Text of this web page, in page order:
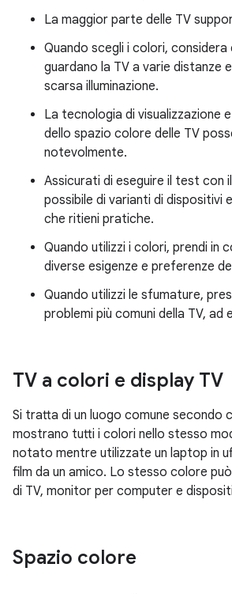
La maggior parte delle TV
Quando scegli i colori, considera
guardano la TV a varie distanze
scarsa illuminazione.
La tecnologia di visualizzazione
dello spazio colore delle TV
notevolmente.
Assicurati di eseguire il test con
possibile di varianti di dispositivi
che ritieni pratiche.
Quando utilizzi i colori, prendi in
diverse esigenze e preferenze
Quando utilizzi le sfumature,
problemi più comuni della TV, ad
TV a colori e display TV
Si tratta di un luogo comune secondo
mostrano tutti i colori nello stesso
notato mentre utilizzate un laptop in
film da un amico. Lo stesso colore
di TV, monitor per computer e
Spazio colore